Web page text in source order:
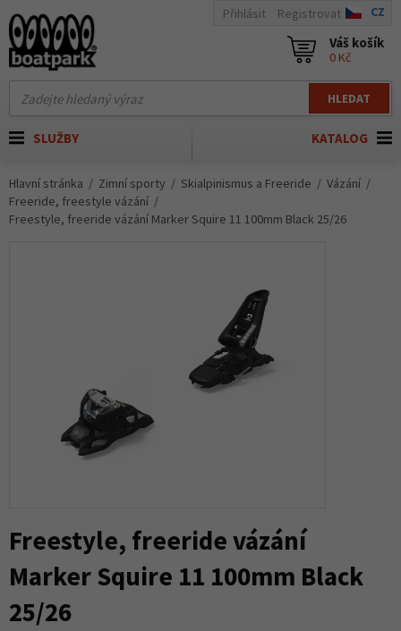
HLEDAT
Přihlásit Registrovat CZ
Váš košík
0 Kč
KATALOG
SLUŽBY
Hlavní stránka Zimní sporty Skialpinismus a Freeride
Vázání
Freeride, freestyle vázání
Freestyle, freeride vázání Marker Squire 11 100mm Black 25/26
Freestyle, freeride vázání
Marker Squire 11 100mm Black
25/26